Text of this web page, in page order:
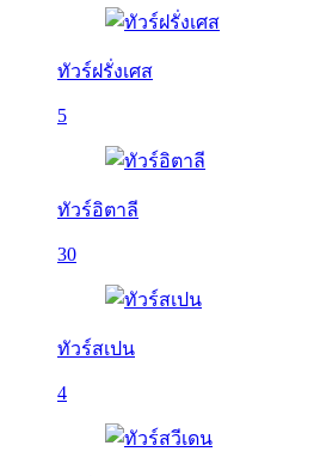
ทัวร์ฝรั่งเศส
5
ทัวร์อิตาลี
30
ทัวร์สเปน
4